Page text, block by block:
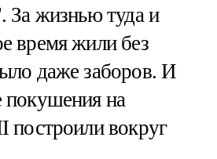
За жизнью туда и
время жили без
даже заборов. И
покушения на
построили вокруг